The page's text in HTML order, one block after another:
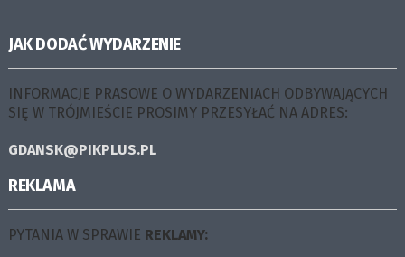
JAK DODAĆ WYDARZENIE
INFORMACJE PRASOWE O WYDARZENIACH ODBYWAJĄCYCH
SIĘ W TRÓJMIEŚCIE PROSIMY PRZESYŁAĆ NA ADRES:
GDANSK@PIKPLUS.PL
REKLAMA
PYTANIA W SPRAWIE REKLAMY: